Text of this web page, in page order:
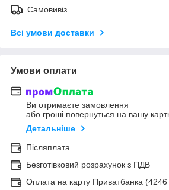
Самовивіз
Всі умови доставки
Умови оплати
Ви отримаєте замовлення
або гроші повернуться на вашу
Детальніше
Післяплата
Безготівковий розрахунок з ПДВ
Оплата на карту Приватбанка